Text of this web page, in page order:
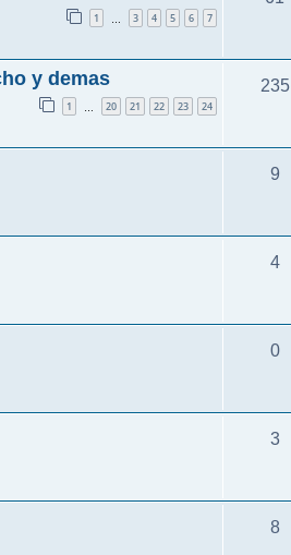
1 … 3 4 5 6 7
y demas
1 … 20 21 22 23 24
235
9
4
0
3
8